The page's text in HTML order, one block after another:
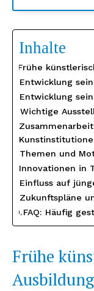
Inhalte
Frühe
Entwicklung
Entwicklung
Wichtige
Themen und
Innovationen in
Einfluss auf
Zukunftspläne
FAQ: Häufig
Frühe
Ausbildung